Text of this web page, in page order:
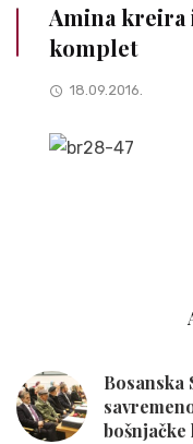
Amina
komplet
18.09.2016.
Bosanska